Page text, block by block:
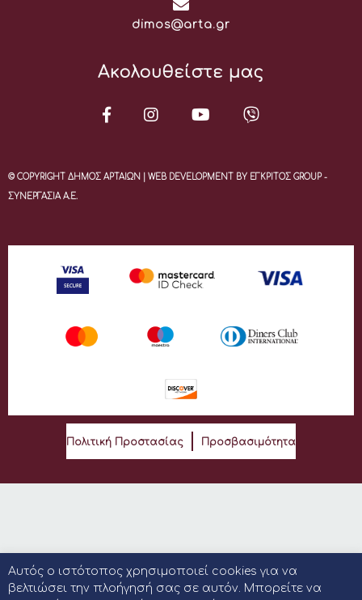
Email:
dimos@arta.gr
Ακολουθείστε μας
© COPYRIGHT ΔΗΜΟΣ ΑΡΤΑΙΩΝ | WEB DEVELOPMENT BY ΕΓΚΡΙΤΟΣ GROUP -
ΣΥΝΕΡΓΑΣΙΑ Α.Ε.
Πολιτική Προστασίας Προσβασιμότητα
Αυτός ο ιστότοπος χρησιμοποιεί cookies για να
βελτιώσει την πλοήγησή σας σε αυτόν. Μπορείτε να